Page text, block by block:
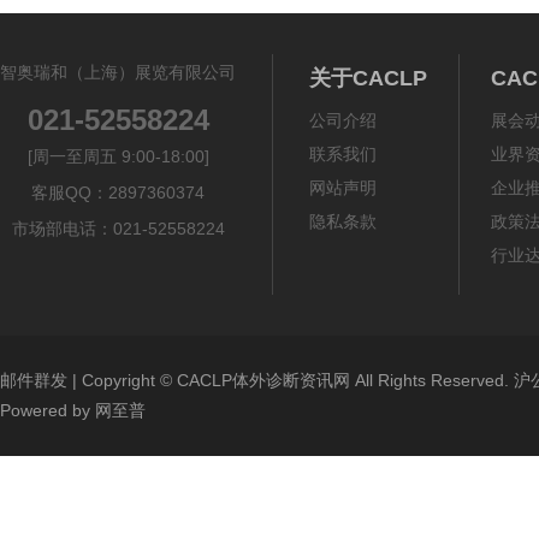
智奥瑞和（上海）展览有限公司
021-52558224
[周一至周五 9:00-18:00]
客服QQ：2897360374
市场部电话：021-52558224
关于CACLP
公司介绍
联系我们
网站声明
隐私条款
展会
业界
企业
政策
行业
邮件群发 | Copyright © CACLP体外诊断资讯网 All Rights Reserved. 沪
Powered by 网至普